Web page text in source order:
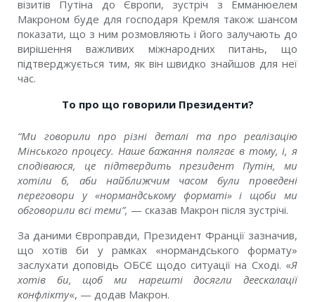
візитів Путіна до Європи, зустріч з Емманюелем
Макроном буде для господаря Кремля також шансом
показати, що з ним розмовляють і його залучають до
вирішення важливих міжнародних питань, що
підтверджується тим, як він швидко знайшов для неї
час.
То про що говорили Президенти?
“Ми говорили про різні деталі та про реалізацію
Мінського процесу. Наше бажання полягає в тому, і, я
сподіваюся, це підтвердить президент Путін, ми
хотіли б, аби найближчим часом були проведені
переговори у «нормандському форматі» і щоби ми
обговорили всі теми”, — сказав Макрон після зустрічі.
За даними Європравди, Президент Франції зазначив,
що хотів би у рамках «нормандського формату»
заслухати доповідь ОБСЄ щодо ситуації на Сході. «Я
хотів би, щоб ми нарешті досягли деескалації
конфлікту«, — додав Макрон.